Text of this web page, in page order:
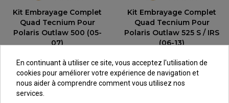
Kit Embrayage Complet
Quad Tecnium Pour
Polaris Outlaw 500 (05-
07)
174,50 €
au lieu de 193,89 €
Kit Embrayage Complet
Quad Tecnium Pour
Polaris Outlaw 525 S / IRS
(06-13)
254,68 €
au lieu de282,98 €
En continuant à utiliser ce site, vous acceptez l'utilisation de
cookies pour améliorer votre expérience de navigation et
nous aider à comprendre comment vous utilisez nos
services.